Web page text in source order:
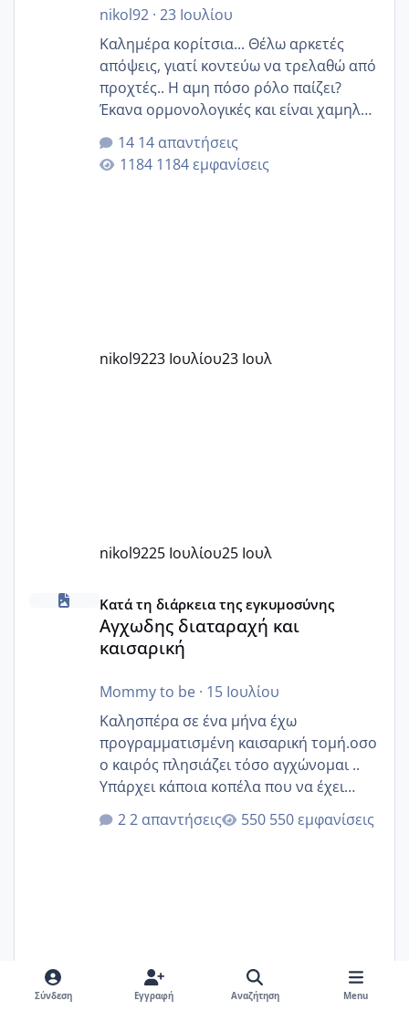
nikol92· 23 Ιουλίου
Καλημέρα κορίτσια... Θέλω αρκετές
απόψεις, γιατί κοντεύω να τρελαθώ από
προχτές.. Η αμη πόσο ρόλο παίζει?
Έκανα ορμονολογικές και είναι χαμηλή
για την ηλικία μου.. Είχα ήδη μια
εγκυμοσύνη, που έπρεπε να τερματιστεί
στην 27η εβδομάδα και προσπαθώ 7
14 απαντήσεις
1184 εμφανίσεις
nikol9223 Ιουλίου23 Ιουλ
nikol9225 Ιουλίου25 Ιουλ
Αγχωδης διαταραχή και καισαρική
Κατά τη διάρκεια της εγκυμοσύνης
Αγχωδης διαταραχή και
καισαρική
Mommy to be· 15 Ιουλίου
Καλησπέρα σε ένα μήνα έχω
προγραμματισμένη καισαρική τομή.οσο
ο καιρός πλησιάζει τόσο αγχώνομαι ..
Υπάρχει κάποια κοπέλα που να έχει
παρόμοιο ιστορικό να μας πει την
εμπειρία της;Να σημειώσω είναι η
2 απαντήσεις 550 εμφανίσεις
Σύνδεση Εγγραφή Αναζήτηση Menu